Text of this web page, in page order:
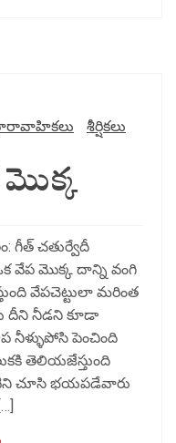
శీర్షికలు
మొక్క
గీత్ చతుర్వేదీ
వేప మొక్క దాన్ని వంగి
వేపచెట్టులా మరింత
దీని నీడని కూడా
నీళ్ళుపోసి పెంచింది
తెలియజేస్తుంది
చూసి భయపడేవారు